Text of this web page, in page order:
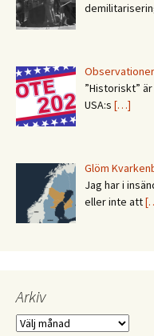
”Historiskt”
USA:s […]
Glöm
Jag har i
eller inte att
Arkiv
Arkiv